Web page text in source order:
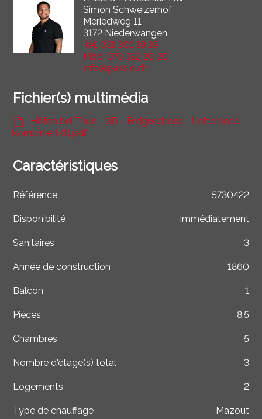
Simon Schweizerhof
Meriedweg 11
3172 Niederwangen
Tél. 031 301 19 19
Mob. 079 132 20 20
info@passio.ch
Fichier(s) multimédia
Höfen bei Thun - 3D - Erdgeschoss - Letterhead-
kombiniert (1).pdf
Caractéristiques
Référence 5730422
Disponibilité Immédiatement
Sanitaires 3
Année de construction 1860
Balcon 1
Pièces 8.5
Chambres 5
Nombre d'étage(s) total 3
Logements 2
Type de chauffage Mazout